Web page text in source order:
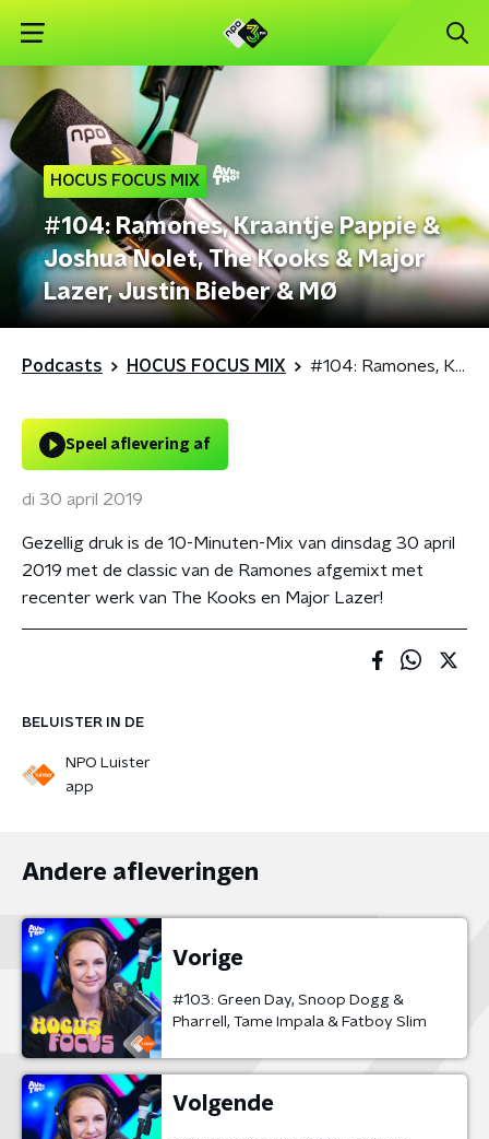
HOCUS FOCUS MIX
#104: Ramones, Kraantje Pappie &
Joshua Nolet, The Kooks & Major
Lazer, Justin Bieber & MØ
Podcasts HOCUS FOCUS MIX #104: Ramones, Kraantje Pappie & Joshua Nolet, The Kooks & Major Lazer, Justin Bieber & MØ
BELUISTER IN DE
NPO Luister
app
Speel aflevering af
di 30 april 2019
Gezellig druk is de 10-Minuten-Mix van dinsdag 30 april
2019 met de classic van de Ramones afgemixt met
recenter werk van The Kooks en Major Lazer!
Andere afleveringen
Vorige
#103: Green Day, Snoop Dogg &
Pharrell, Tame Impala & Fatboy Slim
Volgende